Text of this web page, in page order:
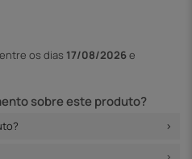
os dias 17/08/2026e
sobre este produto?